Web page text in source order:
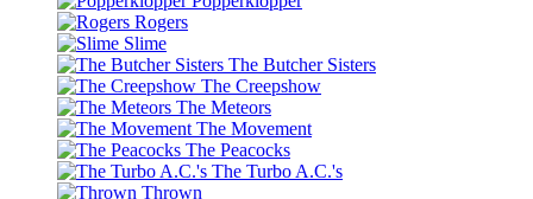
Rogers
Slime
The Butcher Sisters
The Creepshow
The Meteors
The Movement
The Peacocks
The Turbo A.C.'s
Thrown